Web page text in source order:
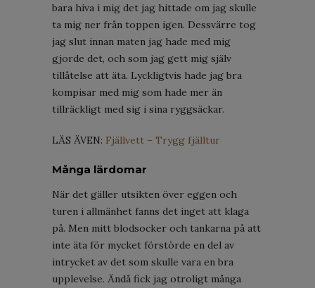
bara hiva i mig det jag hittade om jag skulle
ta mig ner från toppen igen. Dessvärre tog
jag slut innan maten jag hade med mig
gjorde det, och som jag gett mig själv
tillåtelse att äta. Lyckligtvis hade jag bra
kompisar med mig som hade mer än
tillräckligt med sig i sina ryggsäckar.
LÄS ÄVEN: Fjällvett – Trygg fjälltur
Många lärdomar
När det gäller utsikten över eggen och
turen i allmänhet fanns det inget att klaga
på. Men mitt blodsocker och tankarna på att
inte äta för mycket förstörde en del av
intrycket av det som skulle vara en bra
upplevelse. Ändå fick jag otroligt många